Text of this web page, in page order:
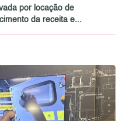
por locação de
da receita e...